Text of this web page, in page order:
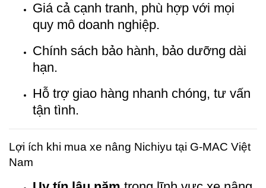
Giá cả cạnh tranh, phù hợp với mọi
quy mô doanh nghiệp.
Chính sách bảo hành, bảo dưỡng dài
hạn.
Hỗ trợ giao hàng nhanh chóng, tư vấn
tận tình.
Lợi ích khi mua xe nâng Nichiyu tại G-MAC Việt
Nam